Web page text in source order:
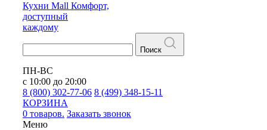
Кухни Mall Комфорт,
доступный
каждому
Поиск
ПН-ВС
с 10:00 до 20:00
8 (800) 302-77-06 8 (499) 348-15-11
КОРЗИНА
0 товаров. Заказать звонок
Меню